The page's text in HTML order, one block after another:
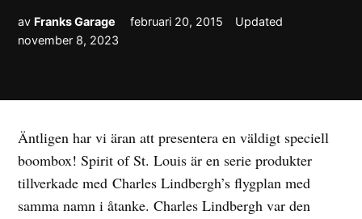
av Franks Garage februari 20, 2015
Updated
november 8, 2023
Äntligen har vi äran att presentera en väldigt speciell
boombox! Spirit of St. Louis är en serie produkter
tillverkade med Charles Lindbergh’s flygplan med
samma namn i åtanke. Charles Lindbergh var den